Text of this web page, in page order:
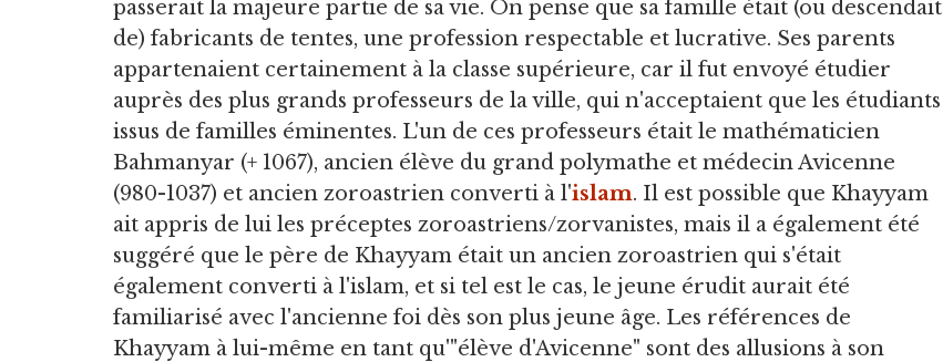
passerait la majeure partie de sa vie. On pense que sa famille était (ou descendait
de) fabricants de tentes, une profession respectable et lucrative. Ses parents
appartenaient certainement à la classe supérieure, car il fut envoyé étudier
auprès des plus grands professeurs de la ville, qui n'acceptaient que les étudiants
issus de familles éminentes. L'un de ces professeurs était le mathématicien
Bahmanyar (+ 1067), ancien élève du grand polymathe et médecin Avicenne
(980-1037) et ancien zoroastrien converti à l'islam. Il est possible que Khayyam
ait appris de lui les préceptes zoroastriens/zorvanistes, mais il a également été
suggéré que le père de Khayyam était un ancien zoroastrien qui s'était
également converti à l'islam, et si tel est le cas, le jeune érudit aurait été
familiarisé avec l'ancienne foi dès son plus jeune âge. Les références de
Khayyam à lui-même en tant qu'"élève d'Avicenne" sont des allusions à son